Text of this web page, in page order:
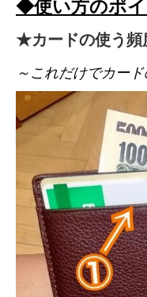
◆使い方のポ
★カードの使う頻
～これだけでカー